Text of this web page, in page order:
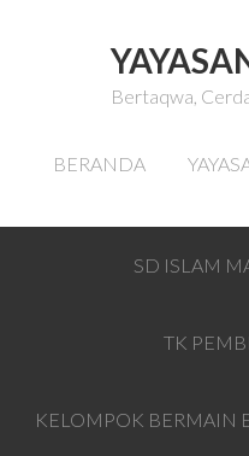
Bertaqwa,
BERANDA
SD ISLAM
TK
KELOMPOK BERMAIN